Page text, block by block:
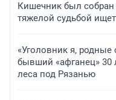
Кишечник был
тяжелой судьбой
«Уголовник я,
бывший «афганец» 30
леса под Рязанью